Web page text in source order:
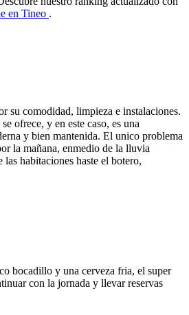
en Tineo .
su comodidad, limpieza e instalaciones.
ofrece, y en este caso, es una
y bien mantenida. El unico problema
la mañana, enmedio de la lluvia
las habitaciones haste el botero,
bocadillo y una cerveza fria, el super
con la jornada y llevar reservas